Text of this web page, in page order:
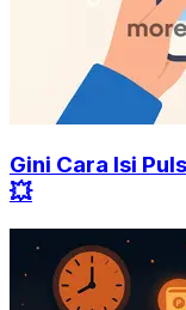
Gini Cara Isi
💥